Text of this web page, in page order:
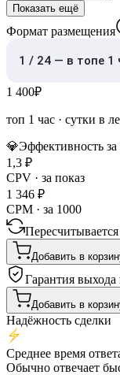
Показать ещё
Формат размещения
1 / 24 — в топе 1
1 400₽
топ 1 час · сутки в
💎Эффективность за
1,3 ₽
CPV · за показ
1 346 ₽
CPM · за 1000
Добавить в
Гарантия выхода
Добавить в
Надёжность сделки
Среднее время
Обычно отвечает